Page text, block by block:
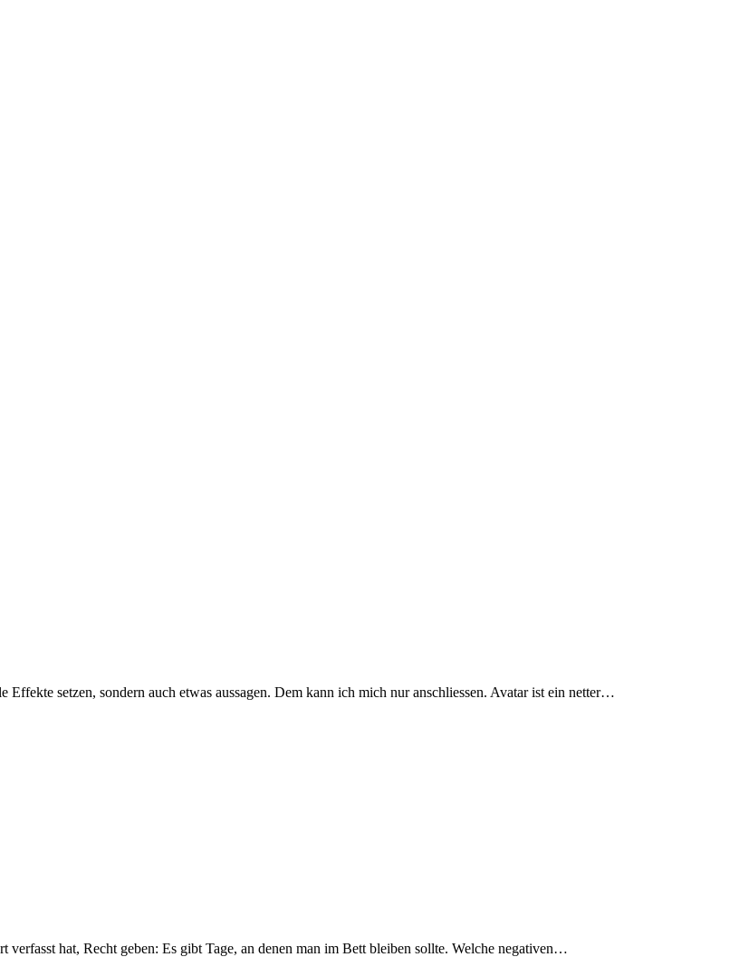
setzen, sondern auch etwas aussagen. Dem kann ich mich nur anschliessen. Avatar ist ein netter…
verfasst hat, Recht geben: Es gibt Tage, an denen man im Bett bleiben sollte. Welche negativen…